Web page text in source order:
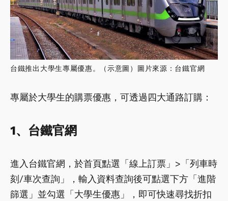
台鐵推出大學生專屬優惠。（示意圖）圖片來源：台鐵官網
專屬於大學生的購票優惠，可透過四大通路訂購：
1、台鐵官網
進入台鐵官網，於首頁點選「線上訂票」>「列車時
刻/車次查詢」，輸入資料查詢後可點選下方「進階
篩選」並勾選「大學生優惠」，即可快速尋找折扣